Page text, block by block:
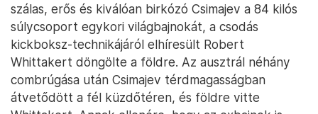
szálas, erős és kiválóan birkózó Csimajev a 84 kilós
súlycsoport egykori világbajnokát, a csodás
kickboksz-technikájáról elhíresült Robert
Whittakert döngölte a földre. Az ausztrál néhány
combrúgása után Csimajev térdmagasságban
átvetődött a fél küzdőtéren, és földre vitte